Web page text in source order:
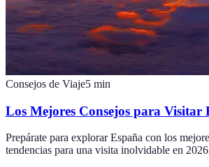
Consejos de Viaje5 min
Los Mejores Consejos para Visitar
Prepárate para explorar España con los
tendencias para una visita inolvidable en